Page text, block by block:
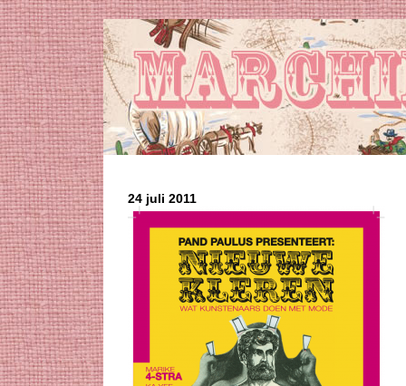
24 juli 2011